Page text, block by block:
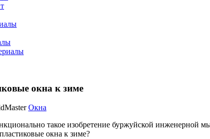
окна к зиме
Окна
такое изобретение буржуйской инженерной
окна к зиме?